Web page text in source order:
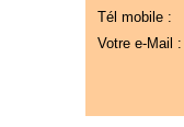
Tél mobile :
Votre e-Mail :